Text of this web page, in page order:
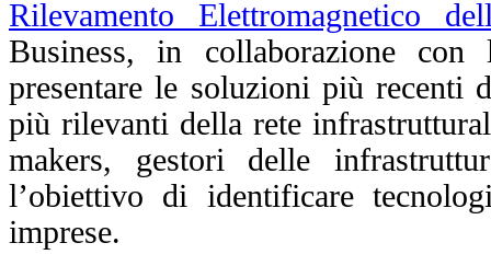
Rilevamento Elettromagnetico
Business, in collaborazione
presentare le soluzioni più recenti
più rilevanti della rete
makers, gestori delle
l’obiettivo di identificare
imprese.